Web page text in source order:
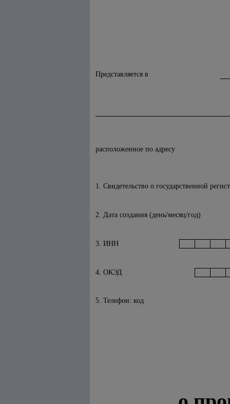
Представляется в
расположенное по адресу
1. Свидетельство о государственной
2. Дата создания (день/месяц/год)
3. ИНН
4. ОКЭД
5. Телефон: код